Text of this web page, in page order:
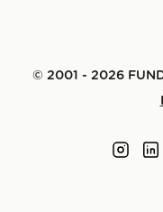
© 2001 - 2026